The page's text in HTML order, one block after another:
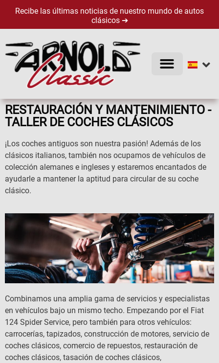
Recibe las últimas noticias de nuestro mundo de autos
clásicos ➔
RESTAURACIÓN Y MANTENIMIENTO -
TALLER DE COCHES CLÁSICOS
¡Los coches antiguos son nuestra pasión! Además de los
clásicos italianos, también nos ocupamos de vehículos de
colección alemanes e ingleses y estaremos encantados de
ayudarle a mantener la aptitud para circular de su coche
clásico.
Combinamos una amplia gama de servicios y especialistas
en vehículos bajo un mismo techo. Empezando por el Fiat
124 Spider Service, pero también para otros vehículos:
carrocerías, tapizados, construcción de motores, servicio de
coches clásicos, comercio de repuestos, restauración de
coches clásicos, tasación de coches clásicos,